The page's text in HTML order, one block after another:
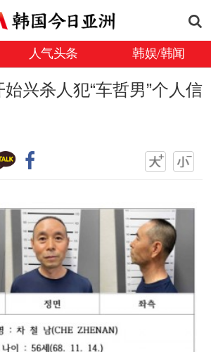
人气头条 韩娱/韩闻
兴杀人犯“车哲男”个人信